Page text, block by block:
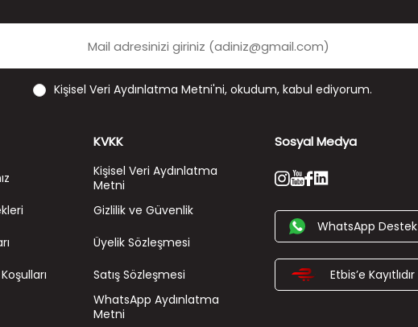
Kişisel Veri Aydınlatma Metni'ni, okudum, kabul ediyorum.
KVKK
Kişisel Veri Aydınlatma
Metni
Gizlilik ve Güvenlik
Üyelik Sözleşmesi
Satış Sözleşmesi
WhatsApp Aydınlatma
Metni
Sosyal Medya
WhatsApp Destek
Etbis’e Kayıtlıdır